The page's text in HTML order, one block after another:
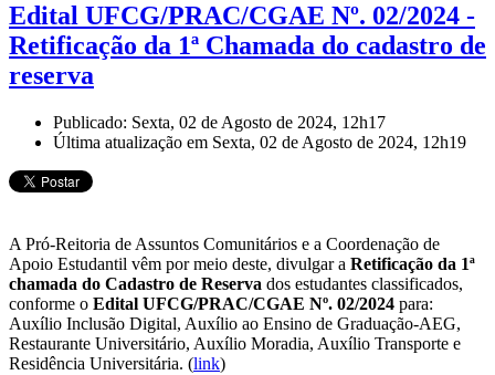
Edital UFCG/PRAC/CGAE Nº. 02/2024 -
Retificação da 1ª Chamada do cadastro de
reserva
Publicado: Sexta, 02 de Agosto de 2024, 12h17
Última atualização em Sexta, 02 de Agosto de 2024, 12h19
A Pró-Reitoria de Assuntos Comunitários e a Coordenação de
Apoio Estudantil vêm por meio deste, divulgar a Retificação da 1ª
chamada do Cadastro de Reserva dos estudantes classificados,
conforme o Edital UFCG/PRAC/CGAE Nº. 02/2024 para:
Auxílio Inclusão Digital, Auxílio ao Ensino de Graduação-AEG,
Restaurante Universitário, Auxílio Moradia, Auxílio Transporte e
Residência Universitária. (link)